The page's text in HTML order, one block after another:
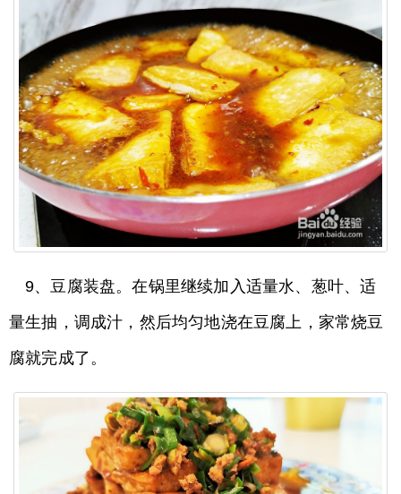
9、豆腐装盘。在锅里继续加入适量水、葱叶、适
量生抽，调成汁，然后均匀地浇在豆腐上，家常烧豆
腐就完成了。